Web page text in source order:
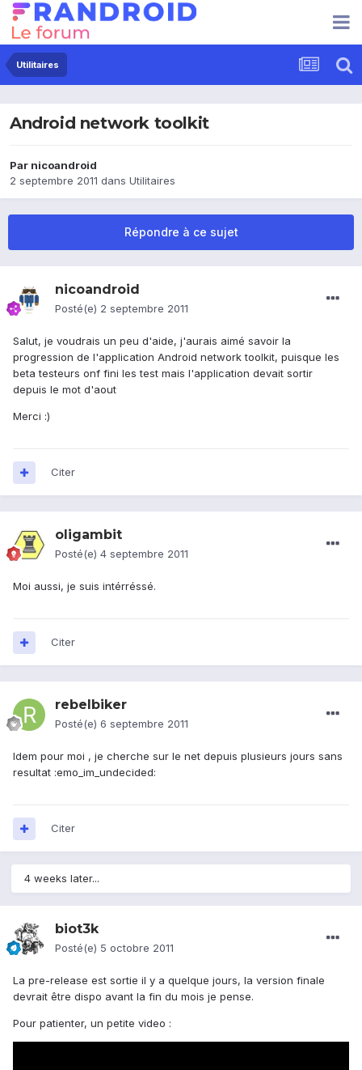
Utilitaires
Android network toolkit
Par nicoandroid
2 septembre 2011 dans Utilitaires
Répondre à ce sujet
nicoandroid
Posté(e) 2 septembre 2011
Salut, je voudrais un peu d'aide, j'aurais aimé savoir la
progression de l'application Android network toolkit, puisque les
beta testeurs onf fini les test mais l'application devait sortir
depuis le mot d'aout
Merci :)
Citer
oligambit
Posté(e) 4 septembre 2011
Moi aussi, je suis intérréssé.
Citer
rebelbiker
Posté(e) 6 septembre 2011
Idem pour moi , je cherche sur le net depuis plusieurs jours sans
resultat :emo_im_undecided:
Citer
4 weeks later...
biot3k
Posté(e) 5 octobre 2011
La pre-release est sortie il y a quelque jours, la version finale
devrait être dispo avant la fin du mois je pense.
Pour patienter, un petite video :